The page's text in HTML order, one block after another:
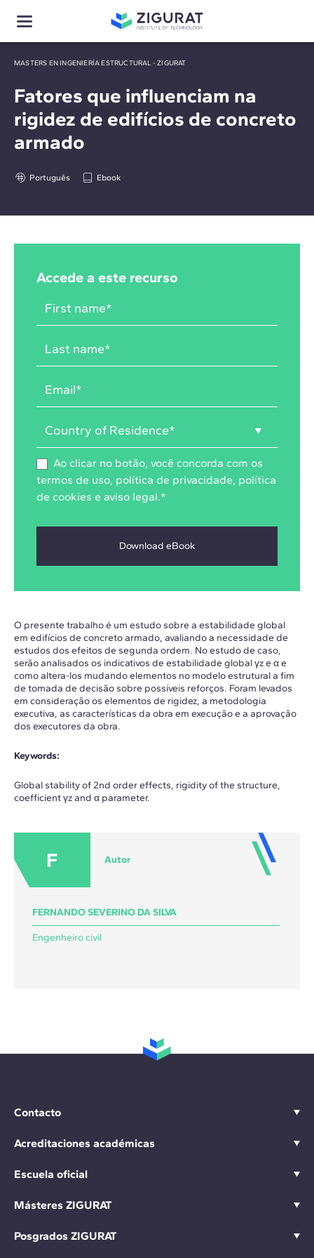
MASTERS EN INGENIERÍA ESTRUCTURAL - ZIGURAT
Fatores que influenciam na
rigidez de edifícios de concreto
armado
Português Ebook
O presente trabalho é um estudo sobre a estabilidade global
em edifícios de concreto armado, avaliando a necessidade de
estudos dos efeitos de segunda ordem. No estudo de caso,
serão analisados os indicativos de estabilidade global γz e α e
como altera-los mudando elementos no modelo estrutural a fim
de tomada de decisão sobre possíveis reforços. Foram levados
em consideração os elementos de rigidez, a metodologia
executiva, as características da obra em execução e a aprovação
dos executores da obra.
Keywords:
Global stability of 2nd order effects, rigidity of the structure,
coefficient γz and α parameter.
Accede a este recurso
Ao clicar no botão, você concorda com os
termos de uso, política de privacidade, política
de cookies e aviso legal.*
F Autor
FERNANDO SEVERINO DA SILVA
Engenheiro civil
Contacto
Acreditaciones académicas
Escuela oficial
Másteres ZIGURAT
Posgrados ZIGURAT